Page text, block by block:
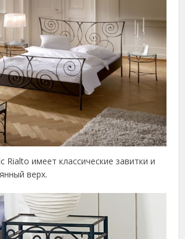
Rialto имеет классические завитки и
верх.